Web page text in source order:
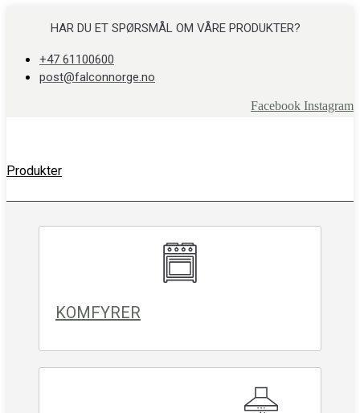
HAR DU ET SPØRSMÅL OM VÅRE PRODUKTER?
+47 61100600
post@falconnorge.no
Facebook Instagram
Produkter
KOMFYRER